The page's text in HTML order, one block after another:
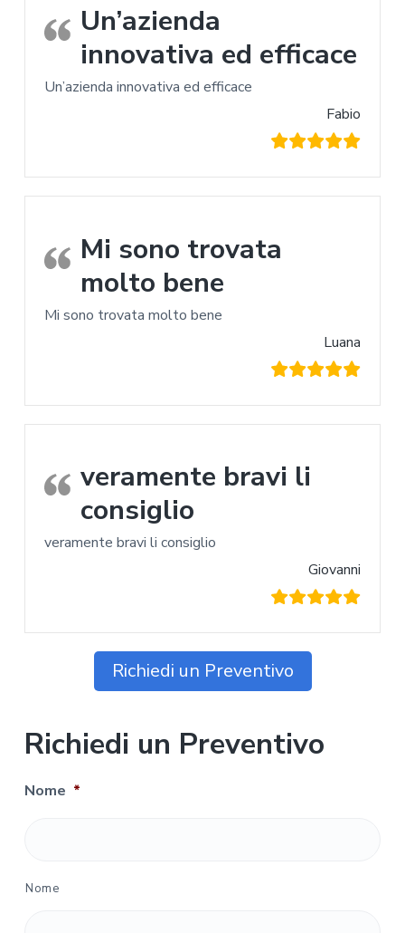
Un’azienda
innovativa ed efficace
Un’azienda innovativa ed efficace
Fabio
Mi sono trovata
molto bene
Mi sono trovata molto bene
Luana
veramente bravi li
consiglio
veramente bravi li consiglio
Giovanni
Richiedi un Preventivo
Richiedi un Preventivo
Nome *
Nome